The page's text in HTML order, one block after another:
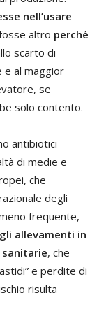
nell’usare
altro perché
scarto di
e al maggior
se
solo contento.
antibiotici
di medie e
che
degli
frequente,
allevamenti in
, che
e perdite di
risulta